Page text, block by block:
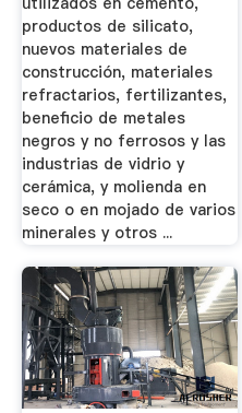
productos de silicato,
nuevos materiales de
construcción, materiales
refractarios, fertilizantes,
beneficio de metales
negros y no ferrosos y las
industrias de vidrio y
cerámica, y molienda en
seco o en mojado de varios
minerales y otros ...